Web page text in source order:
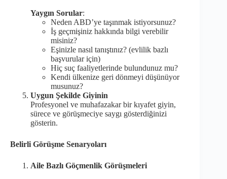
Yaygın Sorular:
Neden ABD’ye taşınmak istiyorsunuz?
İş geçmişiniz hakkında bilgi verebilir
misiniz?
Eşinizle nasıl tanıştınız? (evlilik bazlı
başvurular için)
Hiç suç faaliyetlerinde bulundunuz mu?
Kendi ülkenize geri dönmeyi düşünüyor
musunuz?
Uygun Şekilde Giyinin
Profesyonel ve muhafazakar bir kıyafet giyin,
sürece ve görüşmeciye saygı gösterdiğinizi
gösterin.
Belirli Görüşme Senaryoları
Aile Bazlı Göçmenlik Görüşmeleri